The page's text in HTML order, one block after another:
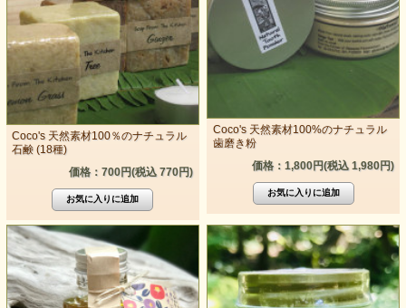
Coco's 天然素材100％のナチュラル
石鹸 (18種)
価格：700円(税込 770円)
Coco's 天然素材100%のナチュラル
歯磨き粉
価格：1,800円(税込 1,980円)